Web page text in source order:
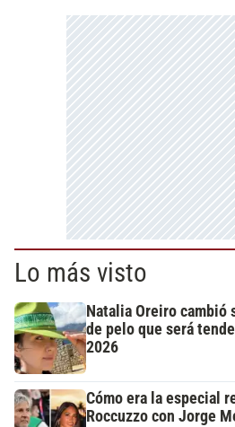
Lo más visto
Natalia Oreiro cambió
de pelo que será
2026
Cómo era la especial
Roccuzzo con Jorge